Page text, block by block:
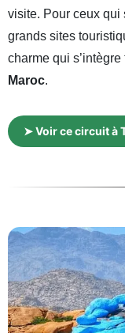
visite. Pour ceux qui
grands sites
charme qui
Maroc.
➤ Voir ce circuit à